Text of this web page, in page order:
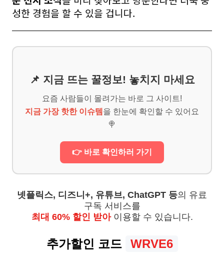
성한 경험을 할 수 있을 겁니다.
📌 지금 뜨는 꿀정보! 놓치지 마세요
요즘 사람들이 몰려가는 바로 그 사이트!
지금 가장 핫한 이슈템 을 한눈에 확인할 수 있어요
🍭
👉 바로 확인하러 가기
넷플릭스, 디즈니+, 유튜브, ChatGPT 등의 유료
구독 서비스를
최대 60% 할인 받아이용할 수 있습니다.
추가할인 코드 WRVE6